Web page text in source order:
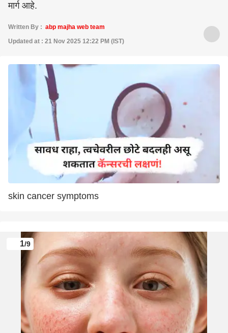
मार्ग आहे.
Written By : abp majha web team
Updated at : 21 Nov 2025 12:22 PM (IST)
skin cancer symptoms
1/9